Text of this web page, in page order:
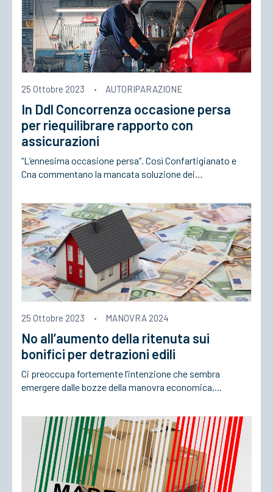
25 Ottobre 2023 · AUTORIPARAZIONE
In Ddl Concorrenza occasione persa
per riequilibrare rapporto con
assicurazioni
“L’ennesima occasione persa”. Così Confartigianato e
Cna commentano la mancata soluzione dei…
25 Ottobre 2023 · MANOVRA 2024
No all’aumento della ritenuta sui
bonifici per detrazioni edili
Ci preoccupa fortemente l’intenzione che sembra
emergere dalle bozze della manovra economica,…